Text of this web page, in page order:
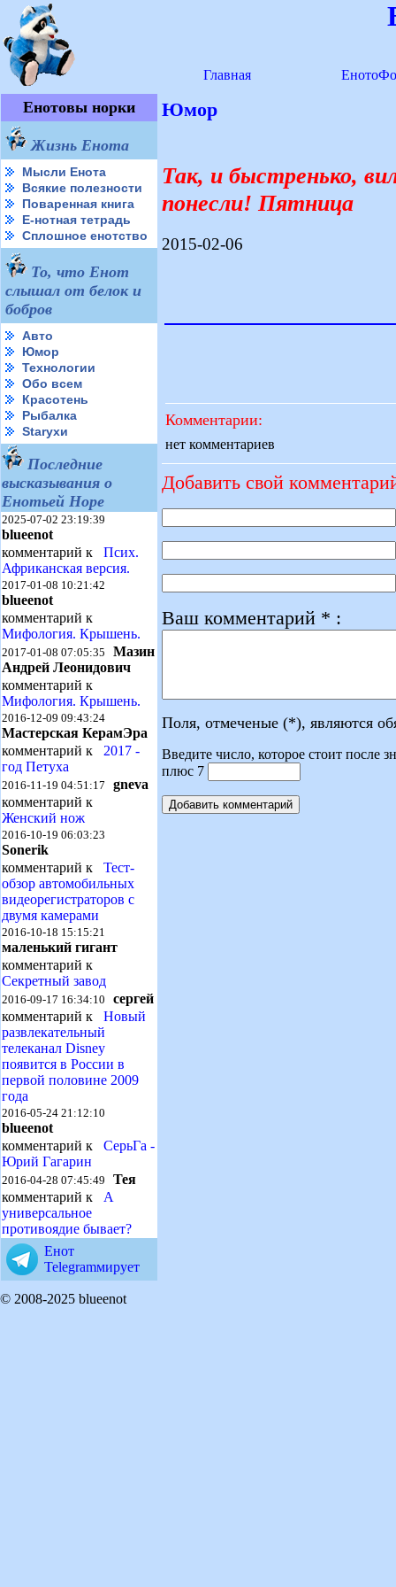
Главная
Енотовы норки
Жизнь Енота
Мысли Енота
Всякие полезности
Поваренная книга
Е-нотная тетрадь
Сплошное енотство
То, что Енот
слышал от белок и
бобров
Авто
Юмор
Технологии
Обо всем
Красотень
Рыбалка
Starухи
Последние
высказывания о
Енотьей Норе
2025-07-02 23:19:39
blueenot
комментарий к Псих.
Африканская версия.
2017-01-08 10:21:42
blueenot
комментарий к
Мифология. Крышень.
2017-01-08 07:05:35 Мазин
Андрей Леонидович
комментарий к
Мифология. Крышень.
2016-12-09 09:43:24
Мастерская КерамЭра
комментарий к 2017 -
год Петуха
2016-11-19 04:51:17 gneva
комментарий к
Женский нож
2016-10-19 06:03:23
Sonerik
комментарий к Тест-
обзор автомобильных
видеорегистраторов с
двумя камерами
2016-10-18 15:15:21
маленький гигант
комментарий к
Секретный завод
2016-09-17 16:34:10 сергей
комментарий к Новый
развлекательный
телеканал Disney
появится в России в
первой половине 2009
года
2016-05-24 21:12:10
blueenot
комментарий к СерьГа -
Юрий Гагарин
2016-04-28 07:45:49 Тея
комментарий к А
универсальное
противоядие бывает?
Енот
Telegramмирует
Юмор
Так, и быстренько,
понесли! Пятница
2015-02-06
Комментарии:
нет комментариев
Добавить свой
Ваш комментарий * :
Поля, отмеченые (*), являются
Введите число, которое стоит после
плюс 7
© 2008-2025 blueenot